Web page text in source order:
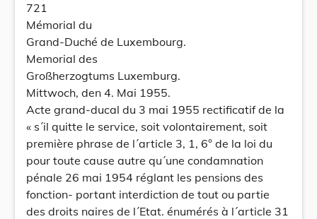
721
Mémorial du
Grand-Duché de Luxembourg.
Memorial des
Großherzogtums Luxemburg.
Mittwoch, den 4. Mai 1955.
Acte grand-ducal du 3 mai 1955 rectificatif de la
« s´il quitte le service, soit volontairement, soit
première phrase de l´article 3, 1, 6° de la loi du
pour toute cause autre qu´une condamnation
pénale 26 mai 1954 réglant les pensions des
fonction- portant interdiction de tout ou partie
des droits naires de l´Etat. énumérés à l´article 31